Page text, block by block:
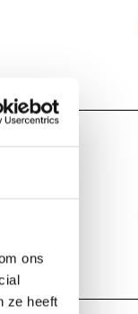
ons
ze heeft